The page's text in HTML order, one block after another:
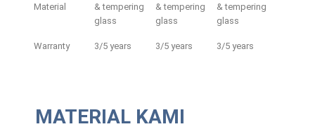
Material
& tempering
glass
& tempering
glass
& tempering
glass
Warranty 3/5 years 3/5 years 3/5 years
MATERIAL KAMI